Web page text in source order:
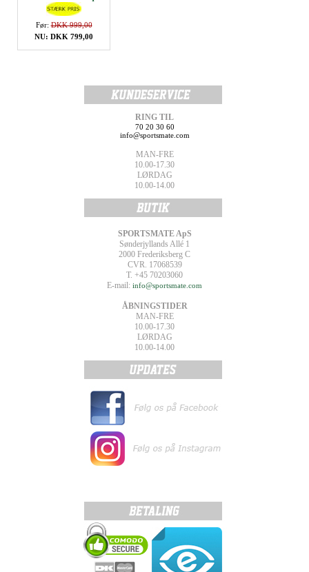
Teal
Før:DKK 999,00
NU: DKK 799,00
RING TIL
70 20 30 60
info@sportsmate.com
MAN-FRE
10.00-17.30
LØRDAG
10.00-14.00
SPORTSMATE ApS
Sønderjyllands Allé 1
2000 Frederiksberg C
CVR. 17068539
T. +45 70203060
E-mail: info@sportsmate.com
ÅBNINGSTIDER
MAN-FRE
10.00-17.30
LØRDAG
10.00-14.00